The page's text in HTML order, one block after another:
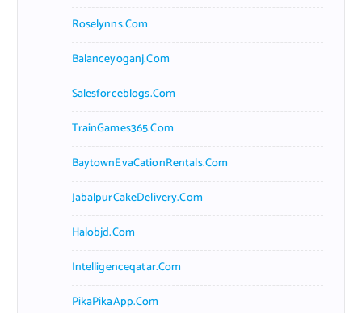
Roselynns.com
Balanceyoganj.com
Salesforceblogs.com
TrainGames365.com
BaytownEvaCationRentals.com
JabalpurCakeDelivery.com
Halobjd.com
Intelligenceqatar.com
PikaPikaApp.com